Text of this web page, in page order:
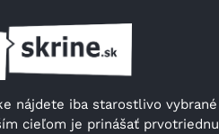
nájdete iba starostlivo vybrané
cieľom je prinášať prvotriednu